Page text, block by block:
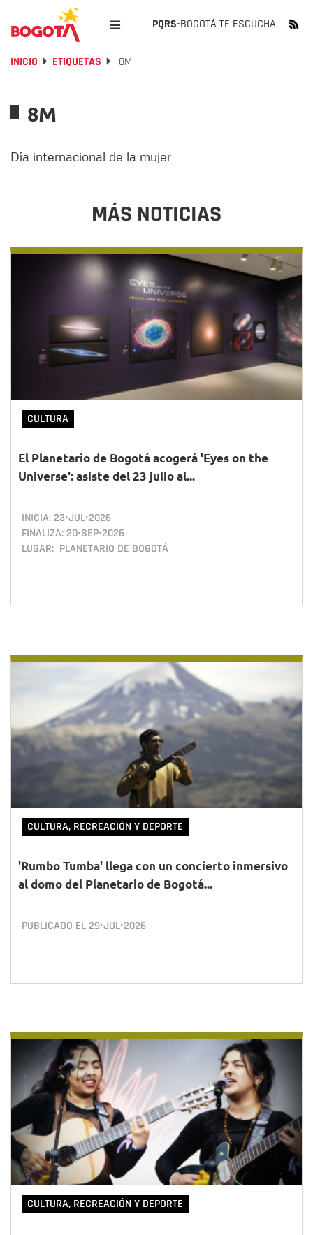
PQRS-BOGOTÁ TE ESCUCHA
INICIO ETIQUETAS 8M
8M
Día internacional de la mujer
MÁS NOTICIAS
CULTURA
El Planetario de Bogotá acogerá 'Eyes on the
Universe': asiste del 23 julio al...
INICIA: 23•JUL•2026
FINALIZA: 20•SEP•2026
LUGAR: PLANETARIO DE BOGOTÁ
CULTURA, RECREACIÓN Y DEPORTE
'Rumbo Tumba' llega con un concierto inmersivo
al domo del Planetario de Bogotá...
PUBLICADO EL 29•JUL•2026
CULTURA, RECREACIÓN Y DEPORTE